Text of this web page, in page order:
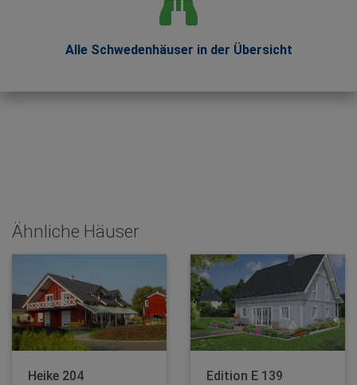
Alle Schwedenhäuser in der Übersicht
Ähnliche Häuser
Heike 204
Edition E 139